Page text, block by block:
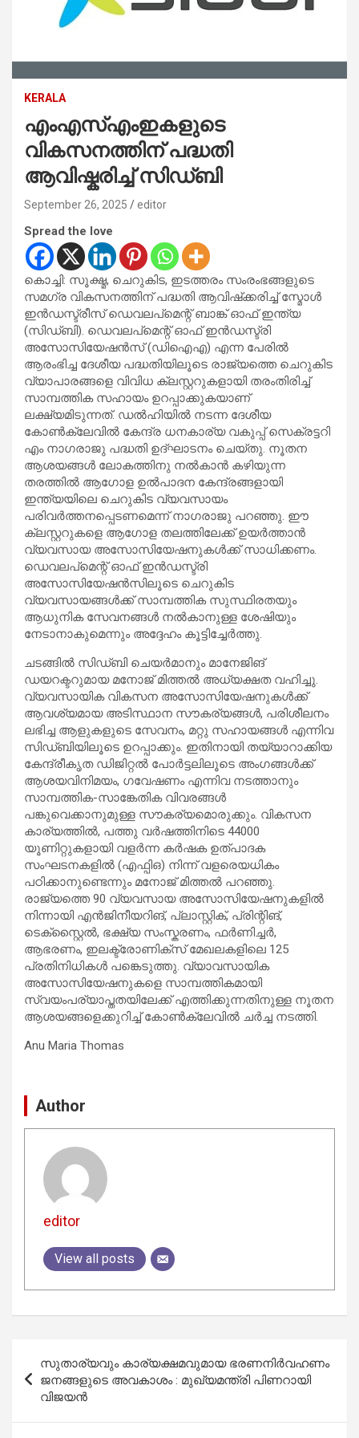
KERALA
എംഎസ്എംഇകളുടെ
വികസനത്തിന് പദ്ധതി
ആവിഷ്കരിച്ച് സിഡ്ബി
September 26, 2025 editor
Spread the love
കൊച്ചി: സൂക്ഷ്മ, ചെറുകിട, ഇടത്തരം സംരംഭങ്ങളുടെ
സമഗ്ര വികസനത്തിന് പദ്ധതി ആവിഷ്‌ക്കരിച്ച് സ്മോൾ
ഇൻഡസ്ട്രീസ് ഡെവലപ്‌മെന്റ് ബാങ്ക് ഓഫ് ഇന്ത്യ
(സിഡ്ബി). ഡെവലപ്‌മെന്റ് ഓഫ് ഇൻഡസ്ട്രി
അസോസിയേഷൻസ് (ഡിഐഎ) എന്ന പേരിൽ
ആരംഭിച്ച ദേശീയ പദ്ധതിയിലൂടെ രാജ്യത്തെ ചെറുകിട
വ്യാപാരങ്ങളെ വിവിധ ക്ലസ്റ്ററുകളായി തരംതിരിച്ച്
സാമ്പത്തിക സഹായം ഉറപ്പാക്കുകയാണ്
ലക്ഷ്യമിടുന്നത്. ഡൽഹിയിൽ നടന്ന ദേശീയ
കോൺക്ലേവിൽ കേന്ദ്ര ധനകാര്യ വകുപ്പ് സെക്രട്ടറി
എം നാഗരാജു പദ്ധതി ഉദ്‌ഘാടനം ചെയ്തു. നൂതന
ആശയങ്ങൾ ലോകത്തിനു നൽകാൻ കഴിയുന്ന
തരത്തിൽ ആഗോള ഉൽപാദന കേന്ദ്രങ്ങളായി
ഇന്ത്യയിലെ ചെറുകിട വ്യവസായം
പരിവർത്തനപ്പെടണമെന്ന് നാഗരാജു പറഞ്ഞു. ഈ
ക്ലസ്റ്ററുകളെ ആഗോള തലത്തിലേക്ക് ഉയർത്താൻ
വ്യവസായ അസോസിയേഷനുകൾക്ക് സാധിക്കണം.
ഡെവലപ്‌മെന്റ് ഓഫ് ഇൻഡസ്ട്രി
അസോസിയേഷൻസിലൂടെ ചെറുകിട
വ്യവസായങ്ങൾക്ക് സാമ്പത്തിക സുസ്ഥിരതയും
ആധുനിക സേവനങ്ങൾ നൽകാനുള്ള ശേഷിയും
നേടാനാകുമെന്നും അദ്ദേഹം കൂട്ടിച്ചേർത്തു.
ചടങ്ങിൽ സിഡ്ബി ചെയർമാനും മാനേജിങ്
ഡയറക്ടറുമായ മനോജ് മിത്തൽ അധ്യക്ഷത വഹിച്ചു.
വ്യവസായിക വികസന അസോസിയേഷനുകൾക്ക്
ആവശ്യമായ അടിസ്ഥാന സൗകര്യങ്ങൾ, പരിശീലനം
ലഭിച്ച ആളുകളുടെ സേവനം, മറ്റു സഹായങ്ങൾ എന്നിവ
സിഡ്ബിയിലൂടെ ഉറപ്പാക്കും. ഇതിനായി തയ്യാറാക്കിയ
കേന്ദ്രീകൃത ഡിജിറ്റൽ പോർട്ടലിലൂടെ അംഗങ്ങൾക്ക്
ആശയവിനിമയം, ഗവേഷണം എന്നിവ നടത്താനും
സാമ്പത്തിക-സാങ്കേതിക വിവരങ്ങൾ
പങ്കുവെക്കാനുമുള്ള സൗകര്യമൊരുക്കും. വികസന
കാര്യത്തിൽ, പത്തു വർഷത്തിനിടെ 44000
യൂണിറ്റുകളായി വളർന്ന കർഷക ഉത്പാദക
സംഘടനകളിൽ (എഫ്പിഒ) നിന്ന് വളരെയധികം
പഠിക്കാനുണ്ടെന്നും മനോജ് മിത്തൽ പറഞ്ഞു.
രാജ്യത്തെ 90 വ്യവസായ അസോസിയേഷനുകളിൽ
നിന്നായി എൻജിനീയറിങ്, പ്ലാസ്റ്റിക്, പ്രിന്റിങ്,
ടെക്സ്റ്റൈൽ, ഭക്ഷ്യ സംസ്കരണം, ഫർണിച്ചർ,
ആഭരണം, ഇലക്ട്രോണിക്സ് മേഖലകളിലെ 125
പ്രതിനിധികൾ പങ്കെടുത്തു. വ്യാവസായിക
അസോസിയേഷനുകളെ സാമ്പത്തികമായി
സ്വയംപര്യാപ്തതയിലേക്ക് എത്തിക്കുന്നതിനുള്ള നൂതന
ആശയങ്ങളെക്കുറിച്ച് കോൺക്ലേവിൽ ചർച്ച നടത്തി.
Anu Maria Thomas
Author
editor
View all posts
navigation
സുതാര്യവും കാര്യക്ഷമവുമായ ഭരണനിർവഹണം
ജനങ്ങളുടെ അവകാശം : മുഖ്യമന്ത്രി പിണറായി
വിജയൻ